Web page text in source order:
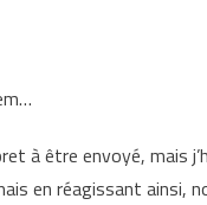
à être envoyé, mais
en réagissant ainsi,